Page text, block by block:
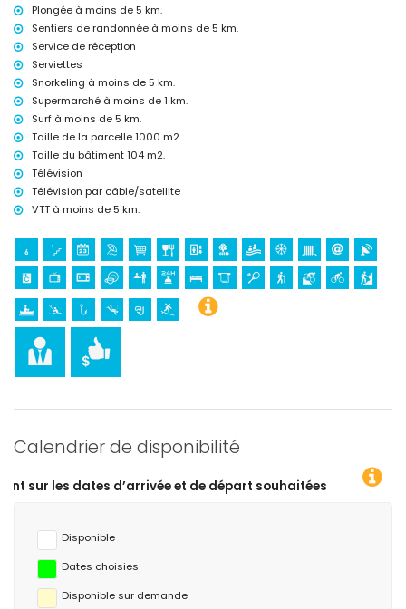
musée (Histórico de Jávea, Jávea), église (Virgen de Loreto, Puerto,
Jávea), ruine (Molinos de Viento, Jávea), monument (Pueblo de Jávea,
Jávea), bâtiment architectural (Pueblo de Jávea, Jávea), site
historique (Pueblo de Jávea et Jávea) (à moins de 5 kilomètres de
château (Portal de la Vila et Dénia) (à moins de 25 kilomètres de
l'hébergement)
Sports
tennis, randonnée, VTT, cyclisme, escalade, canoë, kayak, pêche,
plongée, snorkeling et surf (à moins de 5 kilomètres de l'appartement)
golf (Club de Golf Jávea) et équitation (à moins de 10 kilomètres de
l'appartement)
Plongée à moins de 5 km.
Sentiers de randonnée à moins de 5 km.
Service de réception
Serviettes
Snorkeling à moins de 5 km.
Supermarché à moins de 1 km.
Surf à moins de 5 km.
Taille de la parcelle 1000 m2.
Taille du bâtiment 104 m2.
Télévision
Télévision par câble/satellite
VTT à moins de 5 km.
Calendrier de disponibilité
et de départ souhaitées !
Disponible
Dates choisies
Disponible sur demande